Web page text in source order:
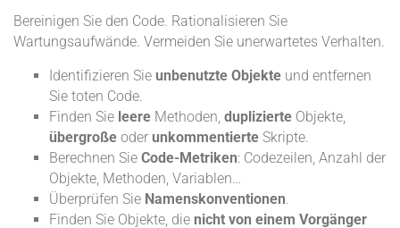
Bereinigen Sie den Code. Rationalisieren Sie
Wartungsaufwände. Vermeiden Sie unerwartetes Verhalten.
Identifizieren Sie unbenutzte Objekte und entfernen
Sie toten Code.
Finden Sie leere Methoden, duplizierte Objekte,
übergroße oder unkommentierte Skripte.
Berechnen Sie Code-Metriken: Codezeilen, Anzahl der
Objekte, Methoden, Variablen…
Überprüfen Sie Namenskonventionen
Finden Sie Objekte, die nicht von einem Vorgänger